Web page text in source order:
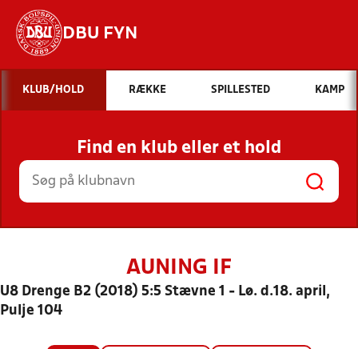
DBU FYN
Hvad vil du søge efter?
INDHOLD OG NYHEDER
STILLINGER, RESULTATER, KLUBBER OG
HOLD
KLUB/HOLD RÆKKE SPILLESTED KAMP
Find en klub eller et hold
AUNING IF
U8 Drenge B2 (2018) 5:5 Stævne 1 - Lø. d.18. april,
Pulje 104